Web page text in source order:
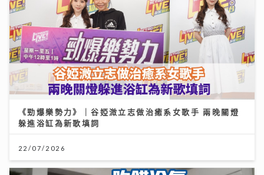
《勁爆樂勢力》｜谷婭溦立志做治癒系女歌手 兩晚關燈
躲進浴缸為新歌填詞
22/07/2026